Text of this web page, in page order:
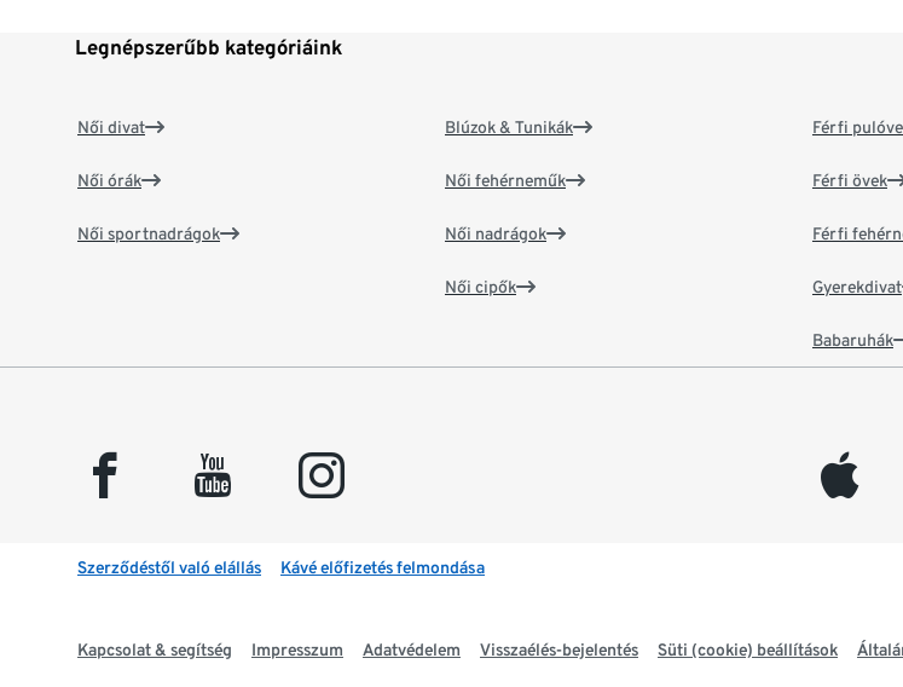
Legnépszerűbb kategóriáink
Női divat
Női órák
Női sportnadrágok
Blúzok & Tunikák
Női fehérneműk
Női nadrágok
Női cipők
Férfi
Férfi övek
Férfi
Gyerekdivat
Babaruhák
facebook youtube instagram appleinc
Szerződéstől való elállás Kávé előfizetés felmondása
Kapcsolat & segítség Impresszum Adatvédelem Visszaélés-bejelentés Süti (cookie) beállítások